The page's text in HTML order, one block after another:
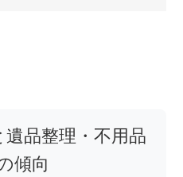
品整理・不用品
傾向